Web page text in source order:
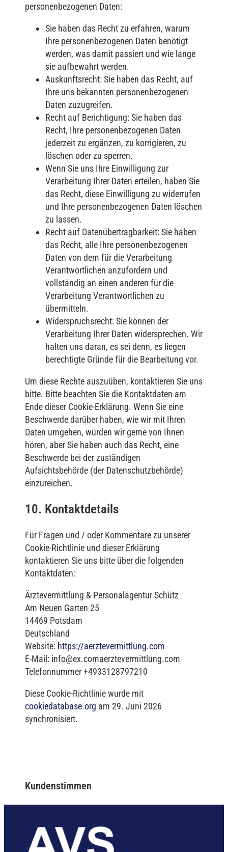
personenbezogenen Daten:
Sie haben das Recht zu erfahren, warum
Ihre personenbezogenen Daten benötigt
werden, was damit passiert und wie lange
sie aufbewahrt werden.
Auskunftsrecht: Sie haben das Recht, auf
Ihre uns bekannten personenbezogenen
Daten zuzugreifen.
Recht auf Berichtigung: Sie haben das
Recht, Ihre personenbezogenen Daten
jederzeit zu ergänzen, zu korrigieren, zu
löschen oder zu sperren.
Wenn Sie uns Ihre Einwilligung zur
Verarbeitung Ihrer Daten erteilen, haben Sie
das Recht, diese Einwilligung zu widerrufen
und Ihre personenbezogenen Daten löschen
zu lassen.
Recht auf Datenübertragbarkeit: Sie haben
das Recht, alle Ihre personenbezogenen
Daten von dem für die Verarbeitung
Verantwortlichen anzufordern und
vollständig an einen anderen für die
Verarbeitung Verantwortlichen zu
übermitteln.
Widerspruchsrecht: Sie können der
Verarbeitung Ihrer Daten widersprechen. Wir
halten uns daran, es sei denn, es liegen
berechtigte Gründe für die Bearbeitung vor.
Um diese Rechte auszuüben, kontaktieren Sie uns
bitte. Bitte beachten Sie die Kontaktdaten am
Ende dieser Cookie-Erklärung. Wenn Sie eine
Beschwerde darüber haben, wie wir mit Ihren
Daten umgehen, würden wir gerne von Ihnen
hören, aber Sie haben auch das Recht, eine
Beschwerde bei der zuständigen
Aufsichtsbehörde (der Datenschutzbehörde)
einzureichen.
10. Kontaktdetails
Für Fragen und / oder Kommentare zu unserer
Cookie-Richtlinie und dieser Erklärung
kontaktieren Sie uns bitte über die folgenden
Kontaktdaten:
Ärztevermittlung & Personalagentur Schütz
Am Neuen Garten 25
14469 Potsdam
Deutschland
Website: https://aerztevermittlung.com
E-Mail: info@ex.comaerztevermittlung.com
Telefonnummer +4933128797210
Diese Cookie-Richtlinie wurde mit
cookiedatabase.org am 29. Juni 2026
synchronisiert.
Kundenstimmen